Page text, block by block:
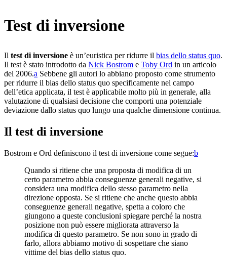
Test di inversione
Il test di inversione è un’euristica per ridurre il bias dello status quo.
Il test è stato introdotto da Nick Bostrom e Toby Ord in un articolo
del 2006.⁠a Sebbene gli autori lo abbiano proposto come strumento
per ridurre il bias dello status quo specificamente nel campo
dell’etica applicata, il test è applicabile molto più in generale, alla
valutazione di qualsiasi decisione che comporti una potenziale
deviazione dallo status quo lungo una qualche dimensione continua.
Il test di inversione
Bostrom e Ord definiscono il test di inversione come segue:⁠b
Quando si ritiene che una proposta di modifica di un
certo parametro abbia conseguenze generali negative, si
considera una modifica dello stesso parametro nella
direzione opposta. Se si ritiene che anche questo abbia
conseguenze generali negative, spetta a coloro che
giungono a queste conclusioni spiegare perché la nostra
posizione non può essere migliorata attraverso la
modifica di questo parametro. Se non sono in grado di
farlo, allora abbiamo motivo di sospettare che siano
vittime del bias dello status quo.